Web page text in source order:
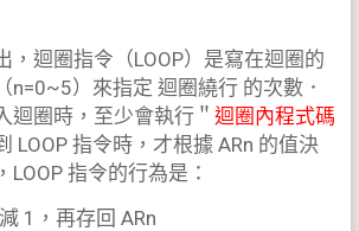
，迴圈指令（LOOP）是寫在迴圈的
n=0~5）來指定 迴圈繞行 的次數．
迴圈時，至少會執行＂ 迴圈內程式碼
LOOP 指令時，才根據 ARn 的值決
指令的行為是：
1，再存回 ARn